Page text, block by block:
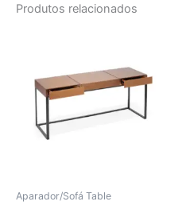
Produtos relacionados
Aparador/Sofá Table